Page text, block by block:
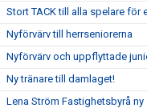
Stort TACK till alla spelare för
Nyförvärv till herrseniorerna
Nyförvärv och uppflyttade
Ny tränare till damlaget!
Lena Ström Fastighetsbyrå